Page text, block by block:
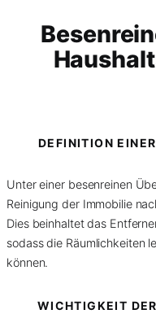
DEFINITION
Unter einer besenreinen
Reinigung der Immobilie
Dies beinhaltet das
sodass die Räumlichkeiten
können.
WICHTIGKEIT